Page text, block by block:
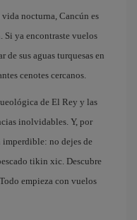
vida nocturna, Cancún es
Si ya encontraste vuelos
de sus aguas turquesas en
cenotes cercanos.
de El Rey y las
inolvidables. Y, por
imperdible: no dejes de
tikin xic. Descubre
empieza con vuelos